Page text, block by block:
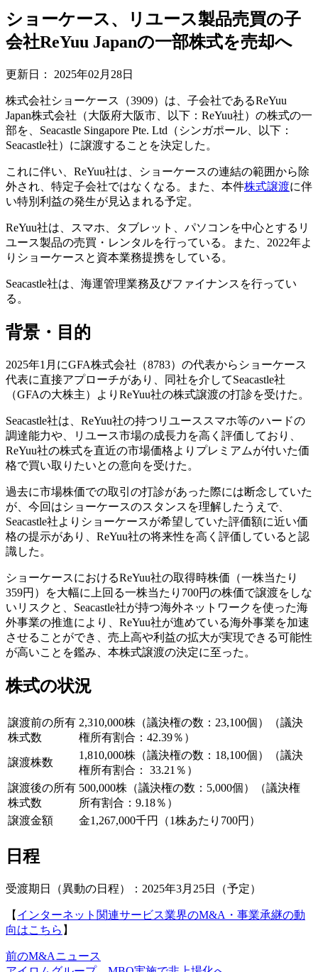
ショーケース、リユース製品売買の子
会社ReYuu Japanの一部株式を売却へ
更新日： 2025年02月28日
株式会社ショーケース（3909）は、子会社であるReYuu
Japan株式会社（大阪府大阪市、以下：ReYuu社）の株式の一
部を、Seacastle Singapore Pte. Ltd（シンガポール、以下：
Seacastle社）に譲渡することを決定した。
これに伴い、ReYuu社は、ショーケースの連結の範囲から除
外され、特定子会社ではなくなる。また、本件株式譲渡に伴
い特別利益の発生が見込まれる予定。
ReYuu社は、スマホ、タブレット、パソコンを中心とするリ
ユース製品の売買・レンタルを行っている。また、2022年よ
りショーケースと資本業務提携をしている。
Seacastle社は、海運管理業務及びファイナンスを行ってい
る。
背景・目的
2025年1月にGFA株式会社（8783）の代表からショーケース
代表に直接アプローチがあり、同社を介してSeacastle社
（GFAの大株主）よりReYuu社の株式譲渡の打診を受けた。
Seacastle社は、ReYuu社の持つリユーススマホ等のハードの
調達能力や、リユース市場の成長力を高く評価しており、
ReYuu社の株式を直近の市場価格よりプレミアムが付いた価
格で買い取りたいとの意向を受けた。
過去に市場株価での取引の打診があった際には断念していた
が、今回はショーケースのスタンスを理解したうえで、
Seacastle社よりショーケースが希望していた評価額に近い価
格の提示があり、ReYuu社の将来性を高く評価していると認
識した。
ショーケースにおけるReYuu社の取得時株価（一株当たり
359円）を大幅に上回る一株当たり700円の株価で譲渡をしな
いリスクと、Seacastle社が持つ海外ネットワークを使った海
外事業の推進により、ReYuu社が進めている海外事業を加速
させることができ、売上高や利益の拡大が実現できる可能性
が高いことを鑑み、本株式譲渡の決定に至った。
株式の状況
譲渡前の所有
株式数
2,310,000株（議決権の数：23,100個）（議決
権所有割合：42.39％）
譲渡株数
1,810,000株（議決権の数：18,100個）（議決
権所有割合： 33.21％）
譲渡後の所有
株式数
500,000株（議決権の数：5,000個）（議決権
所有割合：9.18％）
譲渡金額
金1,267,000千円（1株あたり700円）
日程
受渡期日（異動の日程）：2025年3月25日（予定）
【 インターネット関連サービス業界のM&A・事業承継の動
向はこちら 】
前のM&Aニュース